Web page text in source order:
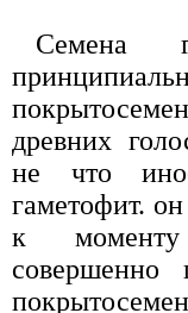
Семена
древних
не что
гаметофит.
к моменту